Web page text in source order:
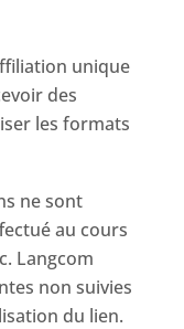
unique
des
les formats
ne sont
au cours
Langcom
non suivies
du lien.